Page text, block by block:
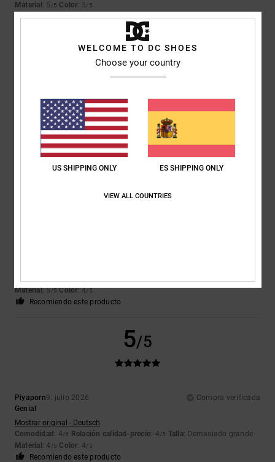
Material: 5 /5 Color: 5/5
5/5
Roxana9. julio 2026
Compra verificada
Muy buen precio
Comodidad: 4/5 Relación calidad-precio : 5/5 Talla
Material: 4/5 Color: 5/5
Recomiendo este producto
Material: 5/5 Color: 4/5
Recomiendo este producto
5/5
Piyaporn9. julio 2026
Compra verificada
Genial
Mostrar original - Deutsch
Comodidad: 4/5 Relación calidad-precio: 4/5 Talla: Demasiado grande
Material: 4 /5 Color: 4/5
Recomiendo este producto
WELCOME TO DC SHOES
Choose your country
US SHIPPING ONLY ES SHIPPING ONLY
VIEW ALL COUNTRIES